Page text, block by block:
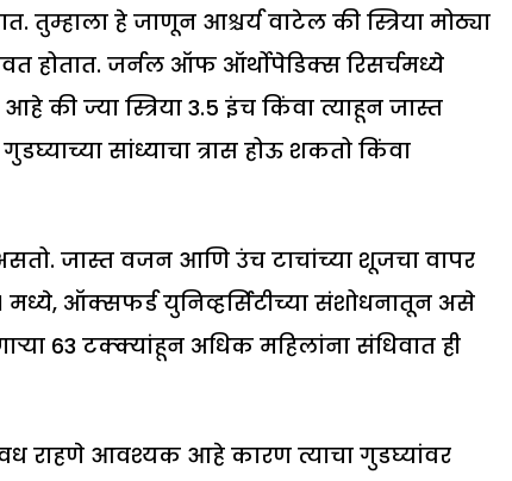
हे जाणून आश्चर्य वाटेल की स्त्रिया मोठ्या
होतात. जर्नल ऑफ ऑर्थोपेडिक्स रिसर्चमध्ये
ज्या स्त्रिया 3.5 इंच किंवा त्याहून जास्त
सांध्याचा त्रास होऊ शकतो किंवा
असतो. जास्त वजन आणि उंच टाचांच्या शूजचा वापर
ऑक्सफर्ड युनिव्हर्सिटीच्या संशोधनातून असे
63 टक्क्यांहून अधिक महिलांना संधिवात ही
राहणे आवश्यक आहे कारण त्याचा गुडघ्यांवर